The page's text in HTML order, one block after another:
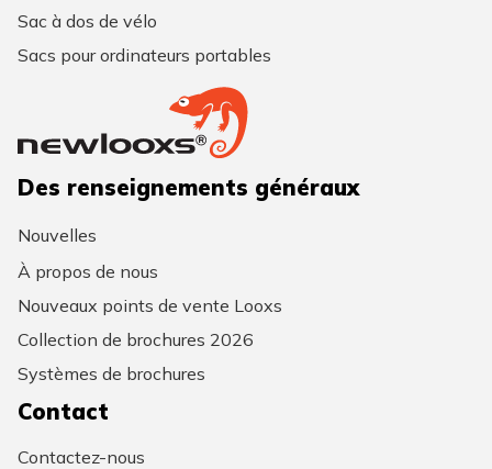
Sac à dos de vélo
Sacs pour ordinateurs portables
Des renseignements généraux
Nouvelles
À propos de nous
Nouveaux points de vente Looxs
Collection de brochures 2026
Systèmes de brochures
Contact
Contactez-nous